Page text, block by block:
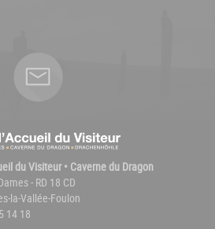
du Visiteur • Caverne du Dragon
- RD 18 CD
la-Vallée-Foulon
14 18